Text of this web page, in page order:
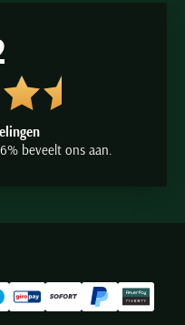
beveelt ons aan.